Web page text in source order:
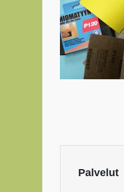
Palvelut